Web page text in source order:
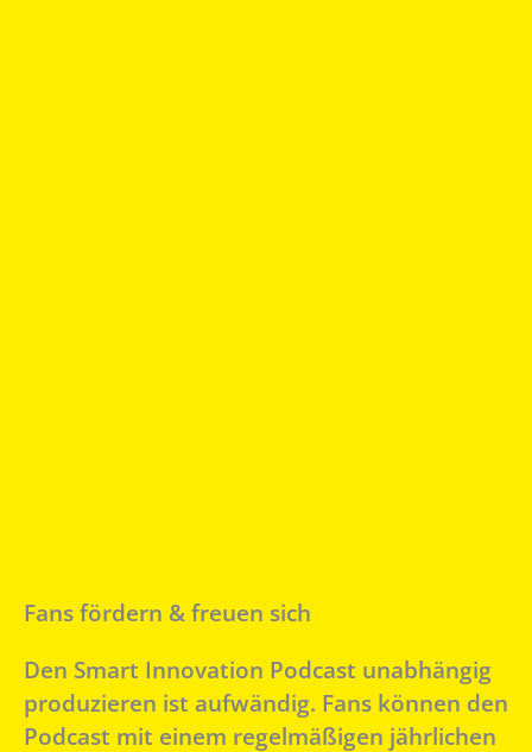
Fans fördern & freuen sich
Den Smart Innovation Podcast unabhängig
produzieren ist aufwändig. Fans können den
Podcast mit einem regelmäßigen jährlichen